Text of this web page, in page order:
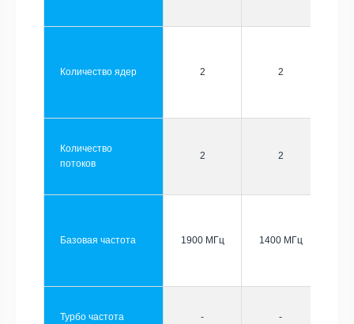
Количество ядер 2 2
Количество
потоков
2 2
Базовая частота 1900 МГц 1400 МГц
Турбо частота - -